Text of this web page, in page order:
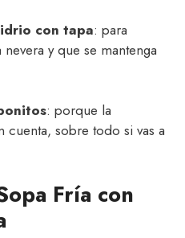
con tapa: para
y que se mantenga
: porque la
cuenta, sobre todo si vas a
Fría con